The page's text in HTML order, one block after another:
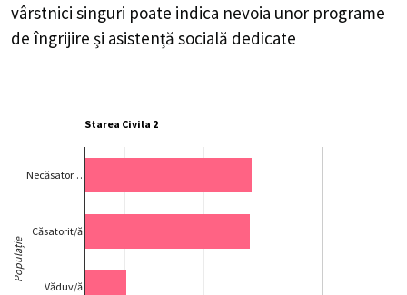
vârstnici singuri poate indica nevoia unor programe
de îngrijire și asistență socială dedicate
Starea Civila 2
Necăsator…
Căsatorit/ă
Văduv/ă
Populație